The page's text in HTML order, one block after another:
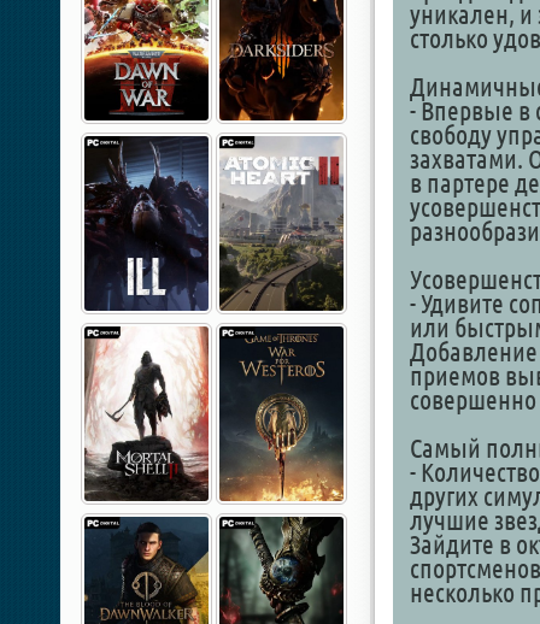
уникален, и
столько
- Впервые в
свободу
захватами.
в партере
- Удивите
или
приемов
Самый
-
других
лучшие
Зайдите в
несколько